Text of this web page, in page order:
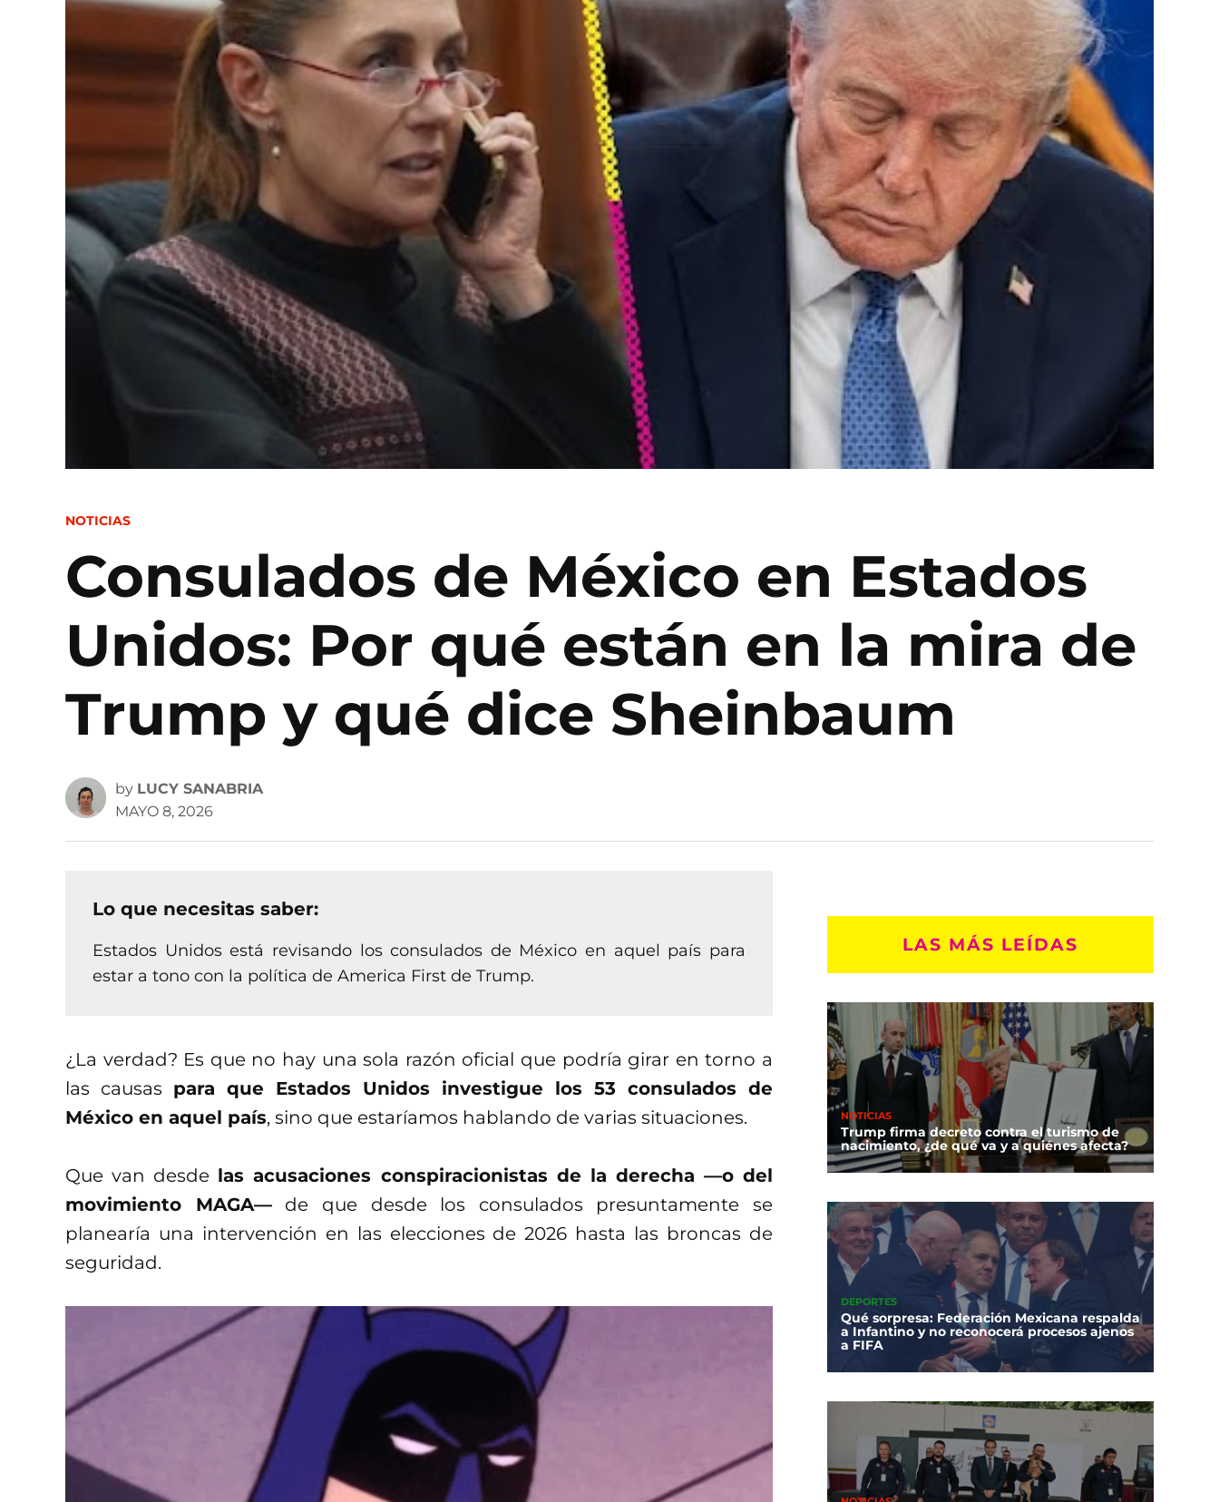
POSTED
NOTICIAS
Consulados de México en Estados
Unidos: Por qué están en la mira de
Trump y qué dice Sheinbaum
by LUCY SANABRIA
MAYO 8, 2026
Lo que necesitas saber:
Estados Unidos está revisando los consulados de México en aquel país para
estar a tono con la política de America First de Trump.
¿La verdad? Es que no hay una sola razón oficial que podría girar en torno a
las causas para que Estados Unidos investigue los 53 consulados de
México en aquel país, sino que estaríamos hablando de varias situaciones.
Que van desde las acusaciones conspiracionistas de la derecha —o del
movimiento MAGA—de que desde los consulados presuntamente se
planearía una intervención en las elecciones de 2026 hasta las broncas de
seguridad.
LAS MÁS LEÍDAS
NOTICIAS
Trump firma decreto contra el turismo de
nacimiento, ¿de qué va y a quiénes afecta?
DEPORTES
Qué sorpresa: Federación Mexicana respalda
a Infantino y no reconocerá procesos ajenos
a FIFA